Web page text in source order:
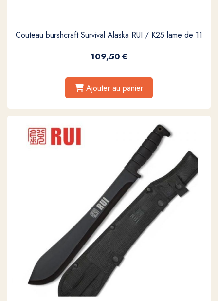
Couteau burshcraft Survival Alaska RUI / K25 lame de 11
109,50€
Ajouter au panier